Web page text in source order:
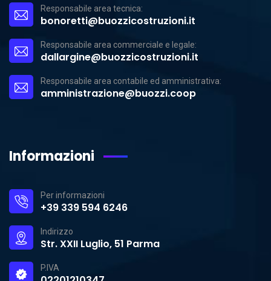
Responsabile area tecnica:
bonoretti@buozzicostruzioni.it
Responsabile area commerciale e legale:
dallargine@buozzicostruzioni.it
Responsabile area contabile ed amministrativa:
amministrazione@buozzi.coop
Informazioni
Per informazioni
+39 339 594 6246
Indirizzo
Str. XXII Luglio, 51 Parma
P.IVA